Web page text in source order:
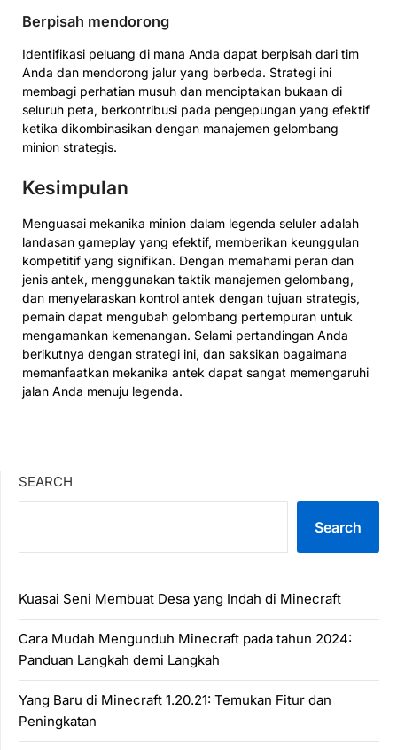
Berpisah mendorong
Identifikasi peluang di mana Anda dapat berpisah dari tim
Anda dan mendorong jalur yang berbeda. Strategi ini
membagi perhatian musuh dan menciptakan bukaan di
seluruh peta, berkontribusi pada pengepungan yang efektif
ketika dikombinasikan dengan manajemen gelombang
minion strategis.
Kesimpulan
Menguasai mekanika minion dalam legenda seluler adalah
landasan gameplay yang efektif, memberikan keunggulan
kompetitif yang signifikan. Dengan memahami peran dan
jenis antek, menggunakan taktik manajemen gelombang,
dan menyelaraskan kontrol antek dengan tujuan strategis,
pemain dapat mengubah gelombang pertempuran untuk
mengamankan kemenangan. Selami pertandingan Anda
berikutnya dengan strategi ini, dan saksikan bagaimana
memanfaatkan mekanika antek dapat sangat memengaruhi
jalan Anda menuju legenda.
SEARCH
Search
Kuasai Seni Membuat Desa yang Indah di Minecraft
Cara Mudah Mengunduh Minecraft pada tahun 2024:
Panduan Langkah demi Langkah
Yang Baru di Minecraft 1.20.21: Temukan Fitur dan
Peningkatan